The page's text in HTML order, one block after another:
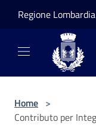
Regione Lombardia
Home >
Contributo per